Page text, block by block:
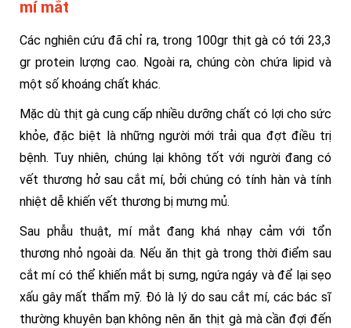
mí mắt
Các nghiên cứu đã chỉ ra, trong 100gr thịt gà có tới 23,3
gr protein lượng cao. Ngoài ra, chúng còn chứa lipid và
một số khoáng chất khác.
Mặc dù thịt gà cung cấp nhiều dưỡng chất có lợi cho sức
khỏe, đặc biệt là những người mới trải qua đợt điều trị
bệnh. Tuy nhiên, chúng lại không tốt với người đang có
vết thương hở sau cắt mí, bởi chúng có tính hàn và tính
nhiệt dễ khiến vết thương bị mưng mủ.
Sau phẫu thuật, mí mắt đang khá nhạy cảm với tổn
thương nhỏ ngoài da. Nếu ăn thịt gà trong thời điểm sau
cắt mí có thể khiến mắt bị sưng, ngứa ngáy và để lại sẹo
xấu gây mất thẩm mỹ. Đó là lý do sau cắt mí, các bác sĩ
thường khuyên bạn không nên ăn thịt gà mà cần đợi đến